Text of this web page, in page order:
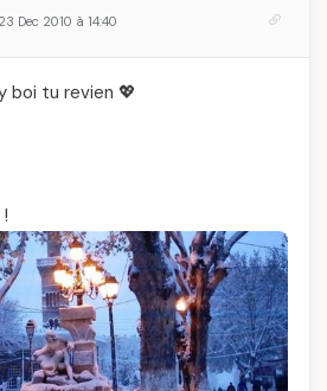
Dec 2010 à 14:40
boi tu revien 💖